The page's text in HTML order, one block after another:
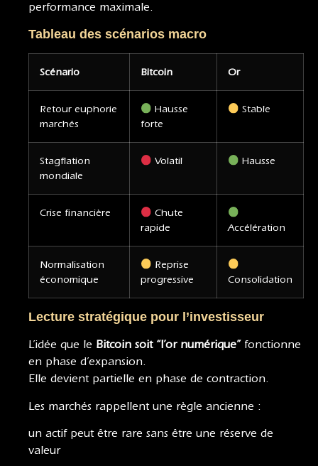
performance maximale.
Tableau des scénarios macro
Scénario Bitcoin Or
Retour euphorie
marchés
Hausse
forte
Stable
Stagflation
mondiale
Volatil Hausse
Crise financière
Chute
rapide
Accélération
Normalisation
économique
Reprise
progressive
Consolidation
Lecture stratégique pour l’investisseur
L’idée que le Bitcoin soit “l’or numérique”fonctionne
en phase d’expansion.
Elle devient partielle en phase de contraction.
Les marchés rappellent une règle ancienne :
un actif peut être rare sans être une réserve de
valeur